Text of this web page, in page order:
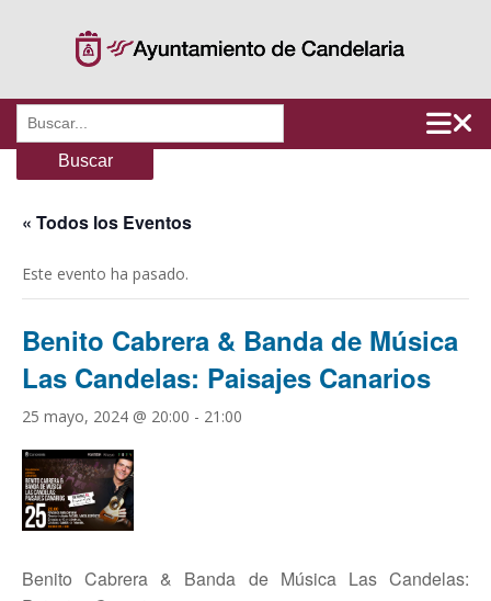
Buscar:
« Todos los Eventos
Este evento ha pasado.
Benito Cabrera & Banda de Música
Las Candelas: Paisajes Canarios
25 mayo, 2024 @ 20:00 - 21:00
Benito Cabrera & Banda de Música Las Candelas: